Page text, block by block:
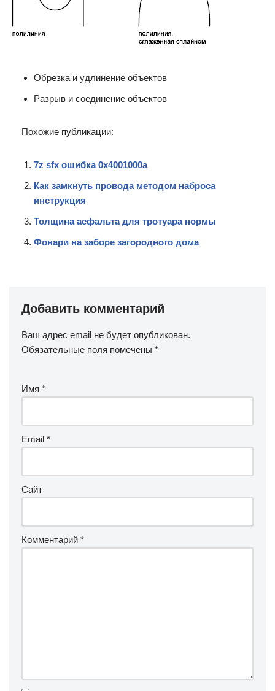
Обрезка и удлинение объектов
Разрыв и соединение объектов
Похожие публикации:
7z sfx ошибка 0x4001000a
Как замкнуть провода методом наброса
инструкция
Толщина асфальта для тротуара нормы
Фонари на заборе загородного дома
Добавить комментарий
Ваш адрес email не будет опубликован.
Обязательные поля помечены *
Имя *
Email *
Сайт
Комментарий *